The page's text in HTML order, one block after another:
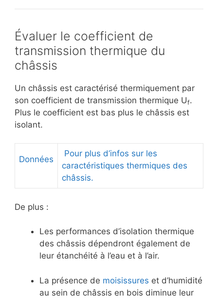
Évaluer le coefficient de
transmission thermique du
châssis
Un châssis est caractérisé thermiquement par
son coefficient de transmission thermique Uf.
Plus le coefficient est bas plus le châssis est
isolant.
Données
Pour plus d’infos sur les
caractéristiques thermiques des
châssis.
De plus :
Les performances d’isolation thermique
des châssis dépendront également de
leur étanchéité à l’eau et à l’air.
La présence de moisissures et d’humidité
au sein de châssis en bois diminue leur